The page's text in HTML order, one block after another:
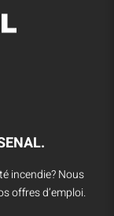
incendie? Nous
offres d’emploi.